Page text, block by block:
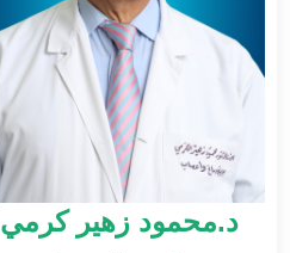
د.محمود زهير كرمي